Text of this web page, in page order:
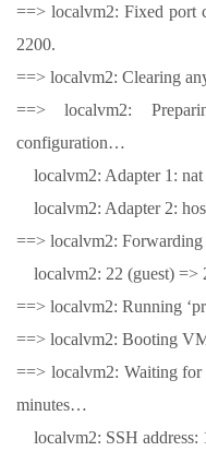
==> localvm2: Fixed port
2200.
==> localvm2: Clearing
==> localvm2:
configuration…
localvm2: Adapter 1: nat
localvm2: Adapter 2:
==> localvm2:
localvm2: 22 (guest) =>
==> localvm2: Running
==> localvm2: Booting
==> localvm2: Waiting
minutes…
localvm2: SSH address: